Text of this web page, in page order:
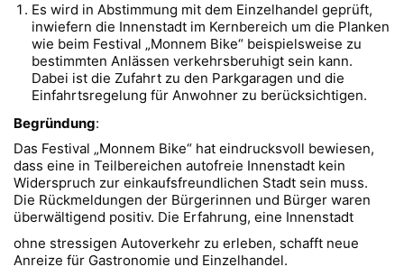
Es wird in Abstimmung mit dem Einzelhandel geprüft,
inwiefern die Innenstadt im Kernbereich um die Planken
wie beim Festival „Monnem Bike“ beispielsweise zu
bestimmten Anlässen verkehrsberuhigt sein kann.
Dabei ist die Zufahrt zu den Parkgaragen und die
Einfahrtsregelung für Anwohner zu berücksichtigen.
Begründung:
Das Festival „Monnem Bike“ hat eindrucksvoll bewiesen,
dass eine in Teilbereichen autofreie Innenstadt kein
Widerspruch zur einkaufsfreundlichen Stadt sein muss.
Die Rückmeldungen der Bürgerinnen und Bürger waren
überwältigend positiv. Die Erfahrung, eine Innenstadt
ohne stressigen Autoverkehr zu erleben, schafft neue
Anreize für Gastronomie und Einzelhandel.